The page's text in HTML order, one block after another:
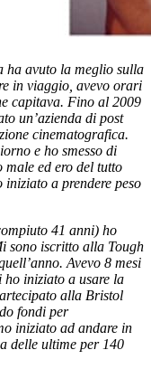
ha avuto la meglio sulla
in viaggio, avevo orari
capitava. Fino al 2009
un’azienda di post
cinematografica.
e ho smesso di
ed ero del tutto
a prendere peso
41 anni) ho
sono iscritto alla Tough
Avevo 8 mesi
iniziato a usare la
alla Bristol
fondi per
iniziato ad andare in
delle ultime per 140